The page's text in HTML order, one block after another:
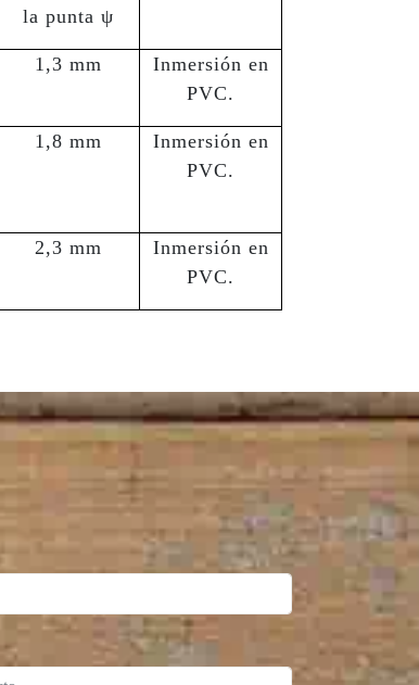
la punta ψ
1,3 mm
Inmersión en
PVC.
1,8 mm
Inmersión en
PVC.
2,3 mm
Inmersión en
PVC.